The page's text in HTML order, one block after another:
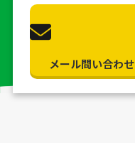
メール問い合わせ